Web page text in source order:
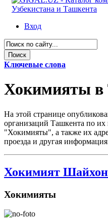
Вход
Ключевые слова
Хокимияты в
На этой странице
организаций Ташкента по их
"Хокимияты", а также их
проезда и другая
Хокимият
Хокимияты